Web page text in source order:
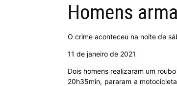
–
99.9
Homens
O crime aconteceu na noite de
11 de janeiro de 2021
Dois homens realizaram um
20h35min, pararam a